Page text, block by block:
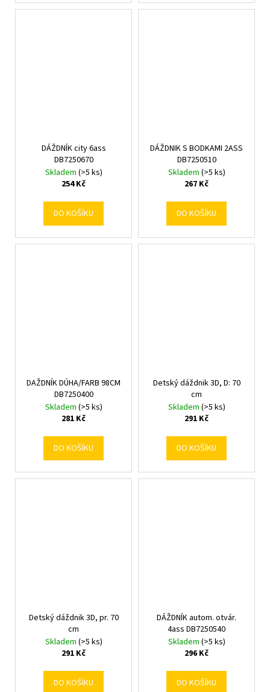
DÁŽDNÍK city 6ass
DB7250670
Skladem (>5 ks)
254 Kč
DO KOŠÍKU
DÁŽDNIK S BODKAMI 2ASS
DB7250510
Skladem (>5 ks)
267 Kč
DO KOŠÍKU
DAŽDNÍK DÚHA/FARB 98CM
DB7250400
Skladem (>5 ks)
281 Kč
DO KOŠÍKU
Detský dáždnik 3D, D: 70
cm
Skladem (>5 ks)
291 Kč
DO KOŠÍKU
Detský dáždnik 3D, pr. 70
cm
Skladem (>5 ks)
291 Kč
DO KOŠÍKU
DÁŽDNÍK autom. otvár.
4ass DB7250540
Skladem (>5 ks)
296 Kč
DO KOŠÍKU